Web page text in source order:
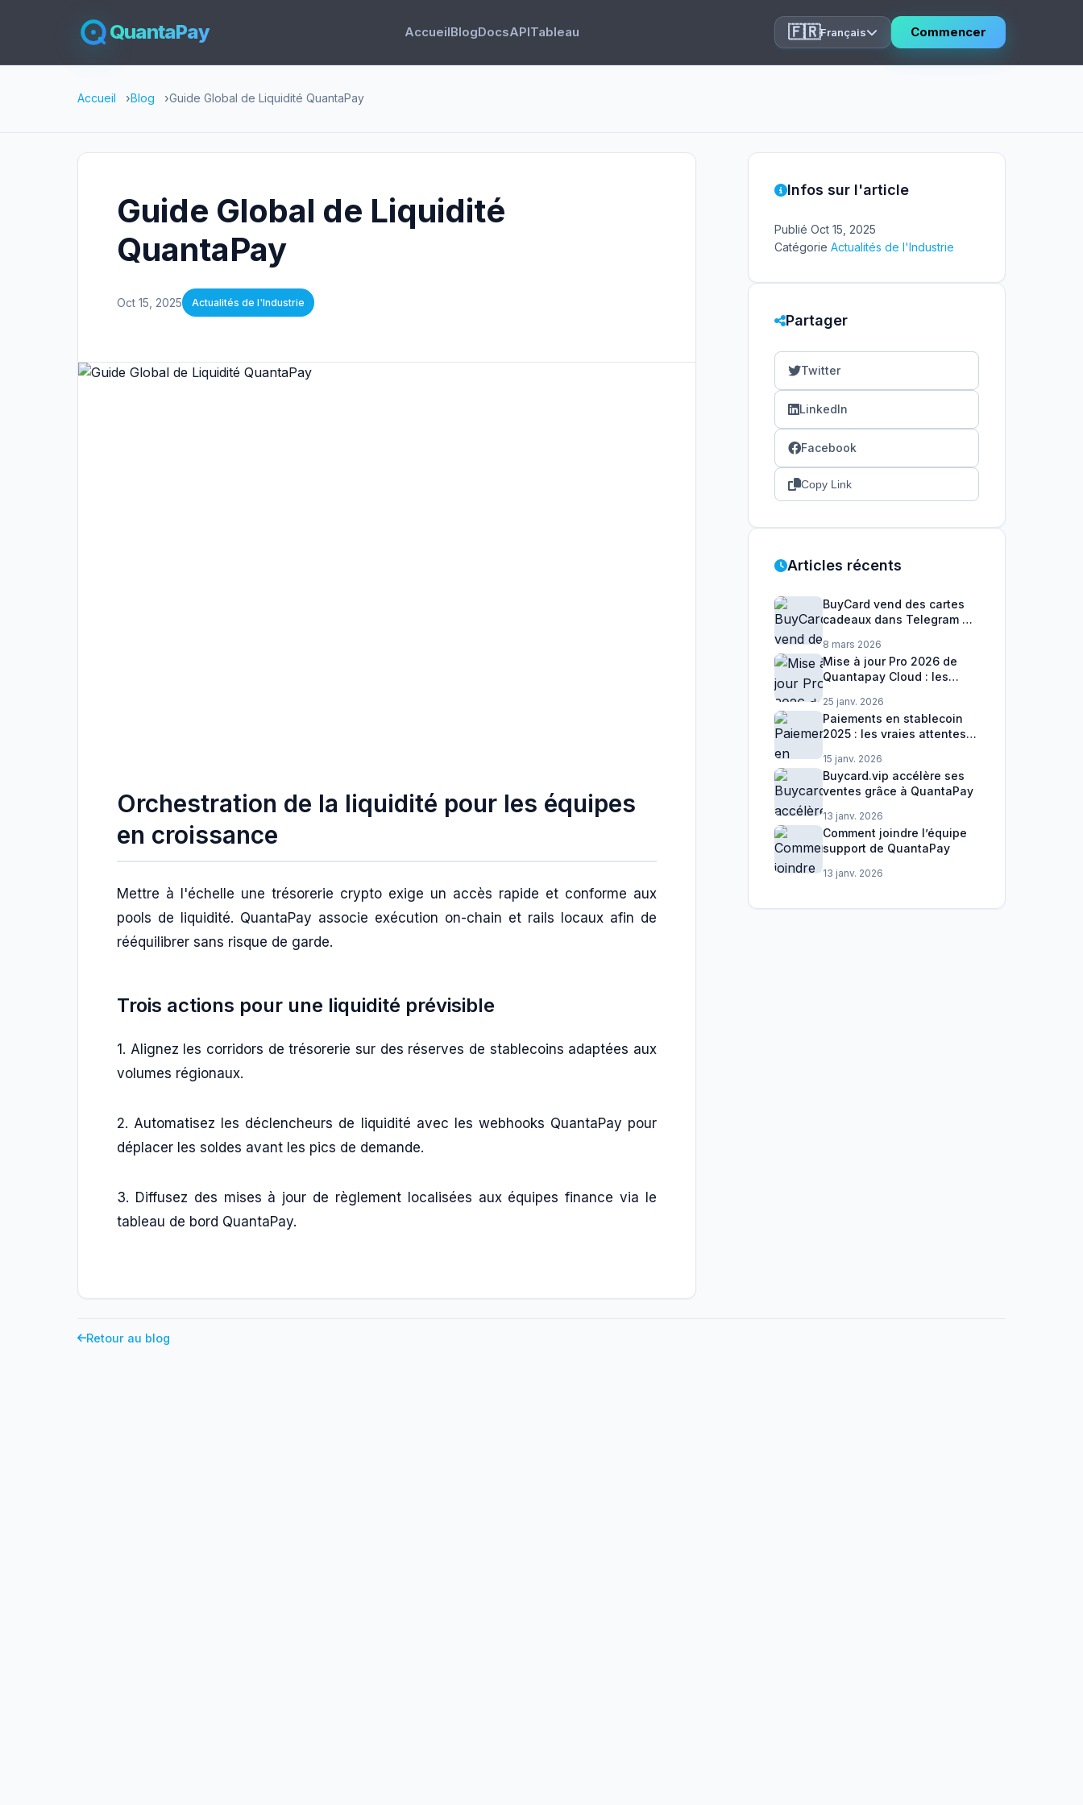
QuantaPay AccueilBlogDocsAPITableau 🇫🇷Français Commencer
Accueil Blog Guide Global de Liquidité QuantaPay
Guide Global de Liquidité
QuantaPay
Oct 15, 2025 Actualités de l'Industrie
Orchestration de la liquidité pour les équipes
en croissance
Mettre à l'échelle une trésorerie crypto exige un accès rapide et conforme aux
pools de liquidité. QuantaPay associe exécution on-chain et rails locaux afin de
rééquilibrer sans risque de garde.
Trois actions pour une liquidité prévisible
1. Alignez les corridors de trésorerie sur des réserves de stablecoins adaptées aux
volumes régionaux.
2. Automatisez les déclencheurs de liquidité avec les webhooks QuantaPay pour
déplacer les soldes avant les pics de demande.
3. Diffusez des mises à jour de règlement localisées aux équipes finance via le
tableau de bord QuantaPay.
Infos sur l'article
Publié Oct 15, 2025
Catégorie Actualités de l'Industrie
Partager
Twitter
LinkedIn
Facebook
Copy Link
Articles récents
BuyCard vend des cartes
cadeaux dans Telegram —
couche de paiement
8 mars 2026
Mise à jour Pro 2026 de
Quantapay Cloud : les
disponibles
25 janv. 2026
Paiements en stablecoin
2025 : les vraies attentes
15 janv. 2026
Buycard.vip accélère ses
ventes grâce à QuantaPay
13 janv. 2026
Comment joindre l’équipe
support de QuantaPay
13 janv. 2026
Retour au blog